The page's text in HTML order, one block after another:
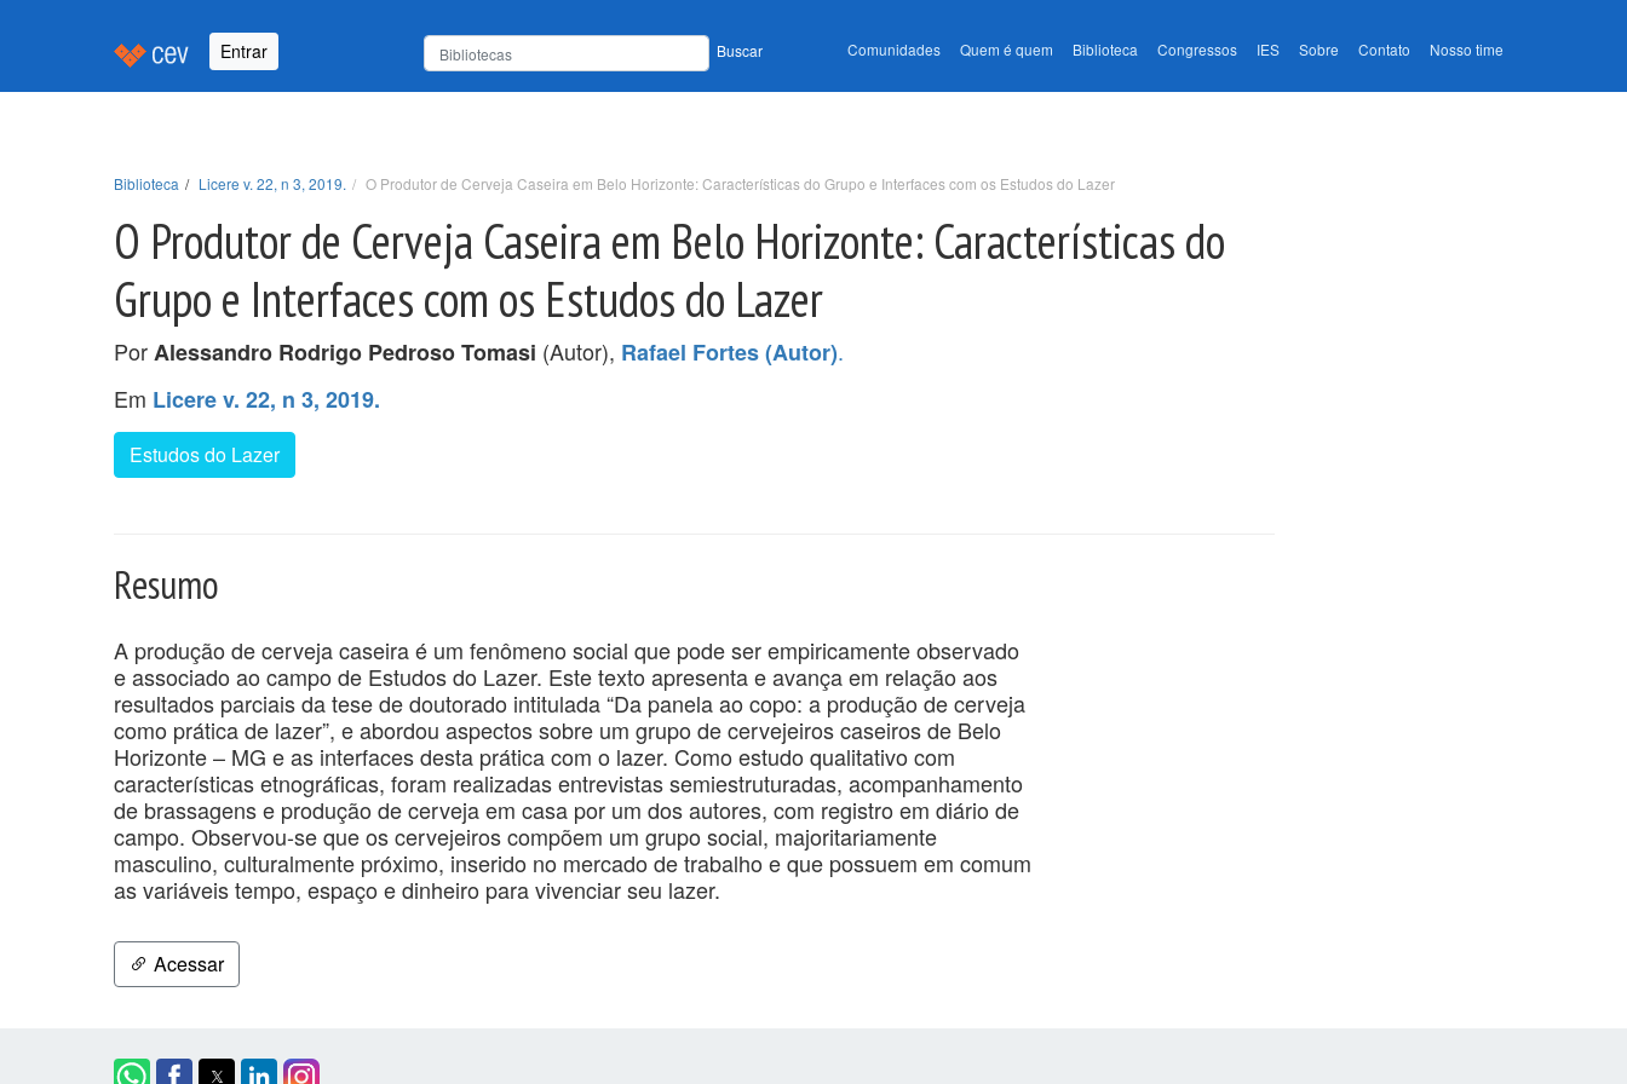
Entrar Buscar Comunidades Quem é quem Biblioteca Congressos IES Sobre Contato Nosso time
Biblioteca Licere v. 22, n 3, 2019. O Produtor de Cerveja Caseira em Belo Horizonte: Características do Grupo e Interfaces com os Estudos do Lazer
O Produtor de Cerveja Caseira em Belo Horizonte: Características do
Grupo e Interfaces com os Estudos do Lazer
PorAlessandro Rodrigo Pedroso Tomasi (Autor), Rafael Fortes (Autor).
Em Licere v. 22, n 3, 2019.
Estudos do Lazer
Resumo
A produção de cerveja caseira é um fenômeno social que pode ser empiricamente observado
e associado ao campo de Estudos do Lazer. Este texto apresenta e avança em relação aos
resultados parciais da tese de doutorado intitulada “Da panela ao copo: a produção de cerveja
como prática de lazer”, e abordou aspectos sobre um grupo de cervejeiros caseiros de Belo
Horizonte – MG e as interfaces desta prática com o lazer. Como estudo qualitativo com
características etnográficas, foram realizadas entrevistas semiestruturadas, acompanhamento
de brassagens e produção de cerveja em casa por um dos autores, com registro em diário de
campo. Observou-se que os cervejeiros compõem um grupo social, majoritariamente
masculino, culturalmente próximo, inserido no mercado de trabalho e que possuem em comum
as variáveis tempo, espaço e dinheiro para vivenciar seu lazer.
Acessar